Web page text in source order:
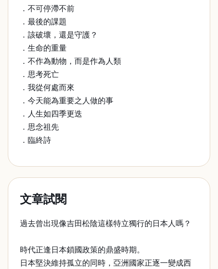
．不可停滯不前
．最後的課題
．該破壞，還是守護？
．生命的重量
．不作為動物，而是作為人類
．思考死亡
．我從何處而來
．今天能為重要之人做的事
．人生如四季更迭
．思念祖先
．臨終詩
文章試閱
過去曾出現像吉田松陰這樣特立獨行的日本人嗎？
時代正逢日本鎖國政策的鼎盛時期。
日本堅決維持孤立的同時，亞洲國家正逐一變成西